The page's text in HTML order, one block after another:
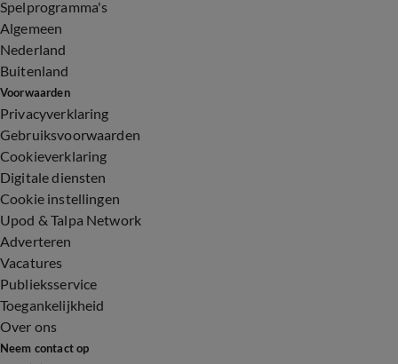
Spelprogramma's
Algemeen
Nederland
Buitenland
Voorwaarden
Privacyverklaring
Gebruiksvoorwaarden
Cookieverklaring
Digitale diensten
Cookie instellingen
Upod & Talpa Network
Adverteren
Vacatures
Publieksservice
Toegankelijkheid
Over ons
Neem contact op